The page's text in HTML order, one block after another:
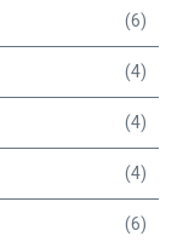
(6)
(4)
(4)
(4)
(6)